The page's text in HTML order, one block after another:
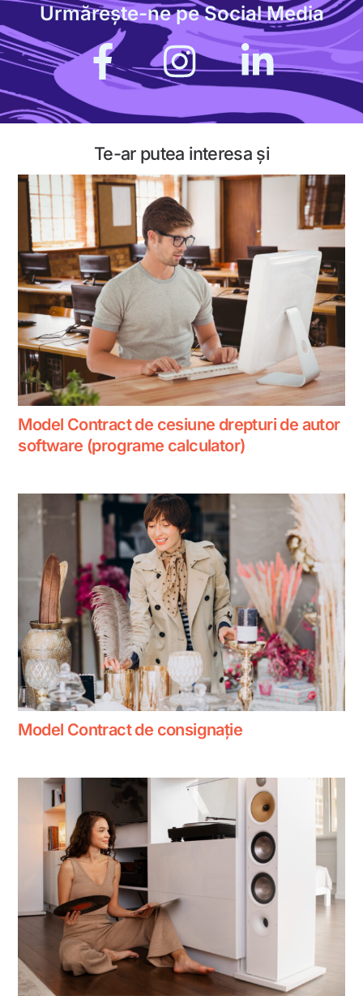
Urmărește-ne pe Social Media
label
Te-ar putea interesa și
Model Contract de cesiune drepturi de autor
software (programe calculator)
Model Contract de consignație